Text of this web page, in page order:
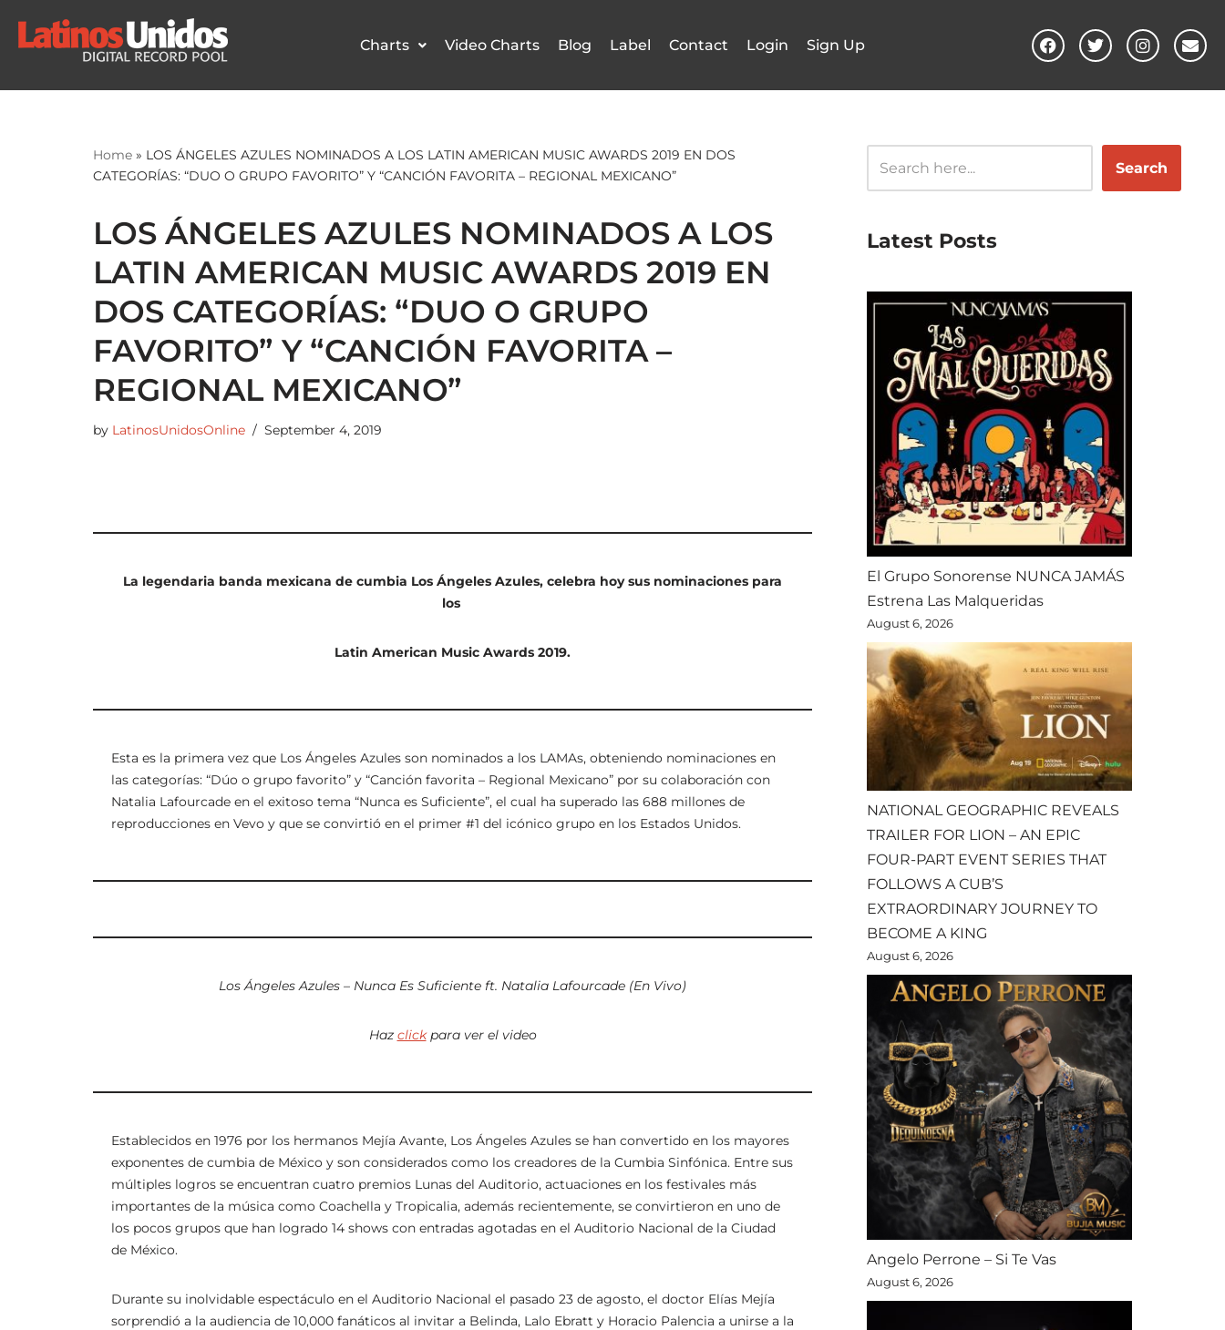
Skip
Charts Video Charts Blog Label Contact Login Sign Up
Home » LOS ÁNGELES AZULES NOMINADOS A LOS LATIN AMERICAN MUSIC AWARDS 2019 EN DOS
CATEGORÍAS: “DUO O GRUPO FAVORITO” Y “CANCIÓN FAVORITA – REGIONAL MEXICANO”
LOS ÁNGELES AZULES NOMINADOS A LOS
LATIN AMERICAN MUSIC AWARDS 2019 EN
DOS CATEGORÍAS: “DUO O GRUPO
FAVORITO” Y “CANCIÓN FAVORITA –
REGIONAL MEXICANO”
by LatinosUnidosOnline September 4, 2019
La legendaria banda mexicana de cumbia Los Ángeles Azules, celebra hoy sus nominaciones para
los
Latin American Music Awards 2019.
Esta es la primera vez que Los Ángeles Azules son nominados a los LAMAs, obteniendo nominaciones en
las categorías: “Dúo o grupo favorito” y “Canción favorita – Regional Mexicano” por su colaboración con
Natalia Lafourcade en el exitoso tema “Nunca es Suficiente”, el cual ha superado las 688 millones de
reproducciones en Vevo y que se convirtió en el primer #1 del icónico grupo en los Estados Unidos.
Los Ángeles Azules – Nunca Es Suficiente ft. Natalia Lafourcade (En Vivo)
Haz clickpara ver el video
Establecidos en 1976 por los hermanos Mejía Avante, Los Ángeles Azules se han convertido en los mayores
exponentes de cumbia de México y son considerados como los creadores de la Cumbia Sinfónica. Entre sus
múltiples logros se encuentran cuatro premios Lunas del Auditorio, actuaciones en los festivales más
importantes de la música como Coachella y Tropicalia, además recientemente, se convirtieron en uno de
los pocos grupos que han logrado 14 shows con entradas agotadas en el Auditorio Nacional de la Ciudad
de México.
Durante su inolvidable espectáculo en el Auditorio Nacional el pasado 23 de agosto, el doctor Elías Mejía
sorprendió a la audiencia de 10,000 fanáticos al invitar a Belinda, Lalo Ebratt y Horacio Palencia a unirse a la
Search
Latest Posts
El Grupo Sonorense NUNCA JAMÁS
Estrena Las Malqueridas
August 6, 2026
NATIONAL GEOGRAPHIC REVEALS
TRAILER FOR LION – AN EPIC
FOUR-PART EVENT SERIES THAT
FOLLOWS A CUB’S
EXTRAORDINARY JOURNEY TO
BECOME A KING
August 6, 2026
Angelo Perrone – Si Te Vas
August 6, 2026